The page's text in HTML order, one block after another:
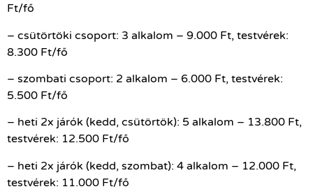
Ft/fő
– csütörtöki csoport: 3 alkalom – 9.000 Ft, testvérek:
8.300 Ft/fő
– szombati csoport: 2 alkalom – 6.000 Ft, testvérek:
5.500 Ft/fő
– heti 2x járók (kedd, csütörtök): 5 alkalom – 13.800 Ft,
testvérek: 12.500 Ft/fő
– heti 2x járók (kedd, szombat): 4 alkalom – 12.000 Ft,
testvérek: 11.000 Ft/fő